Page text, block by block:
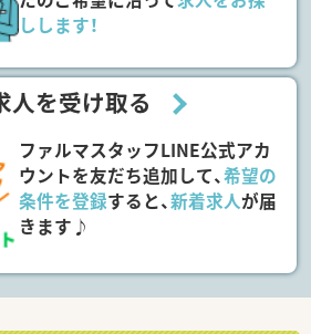
しします！
人を受け取る
ファルマスタッフLINE公式アカ
ウントを友だち追加して、希望の
条件を登録すると、新着求人が届
きます♪